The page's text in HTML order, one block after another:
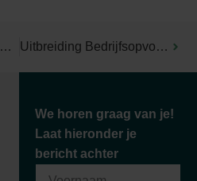
Onverplicht aflossen schulden bv is geen aandeelhoudersmotief Uitbreiding Bedrijfsopvolgingsregeling: vijfjaarstermijn geldt ook bij uitbreiding van aandelenbelang
We horen graag van je!
Laat hieronder je
bericht achter
"Wij zijn al meer dan
30 jaar een
tevreden klant bij